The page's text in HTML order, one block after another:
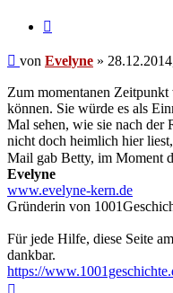
Beitrag
von Evelyne »
Zum momentanen
können. Sie würde es als
Mal sehen, wie sie nach der
nicht doch heimlich hier
Mail gab Betty, im Moment
Evelyne
www.evelyne-kern.de
Gründerin von
Für jede Hilfe, diese Seite
dankbar.
https://